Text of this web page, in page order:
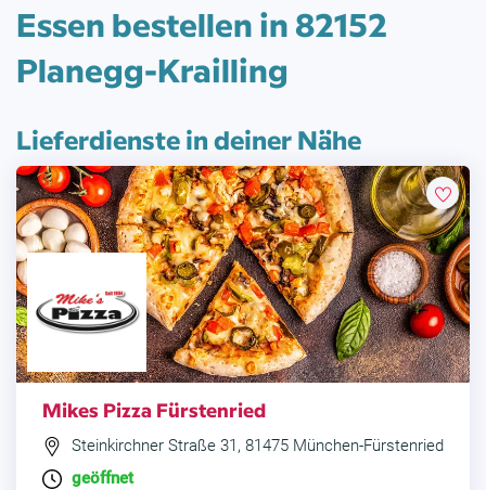
Essen bestellen in 82152
Planegg-Krailling
Lieferdienste in deiner Nähe
Mikes Pizza Fürstenried
Steinkirchner Straße 31, 81475 München-Fürstenried
geöffnet